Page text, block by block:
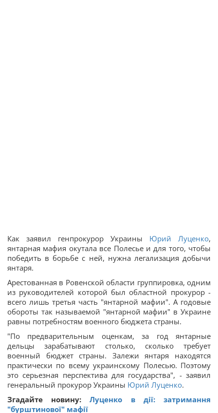
Как заявил генпрокурор Украины Юрий Луценко,
янтарная мафия окутала все Полесье и для того, чтобы
победить в борьбе с ней, нужна легализация добычи
янтаря.
Арестованная в Ровенской области группировка, одним
из руководителей которой был областной прокурор -
всего лишь третья часть "янтарной мафии". А годовые
обороты так называемой "янтарной мафии" в Украине
равны потребностям военного бюджета страны.
"По предварительным оценкам, за год янтарные
дельцы зарабатывают столько, сколько требует
военный бюджет страны. Залежи янтаря находятся
практически по всему украинскому Полесью. Поэтому
это серьезная перспектива для государства", - заявил
генеральный прокурор Украины Юрий Луценко.
Згадайте новину:Луценко в дії: затримання
"бурштинової" мафії